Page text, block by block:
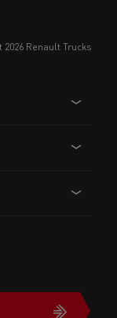
2026 Renault Trucks